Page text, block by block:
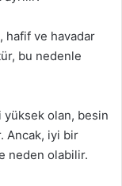
hafif ve havadar
bu nedenle
olan, besin
Ancak, iyi bir
neden olabilir.